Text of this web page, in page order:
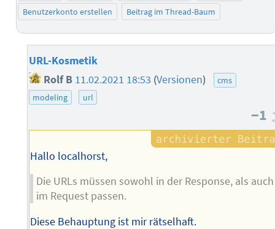
Benutzerkonto erstellen
Beitrag im Thread-Baum
URL-Kosmetik
Rolf B 11.02.2021 18:53 (Versionen)
cms
modeling
url
−1
Hallo localhorst,
Die URLs müssen sowohl in der Response, als auch
im Request passen.
Diese Behauptung ist mir rätselhaft.